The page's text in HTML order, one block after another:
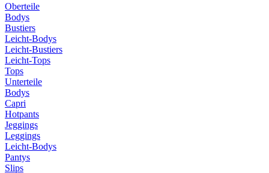
Oberteile
Bodys
Bustiers
Leicht-Bodys
Leicht-Bustiers
Leicht-Tops
Tops
Unterteile
Bodys
Capri
Hotpants
Jeggings
Leggings
Leicht-Bodys
Pantys
Slips